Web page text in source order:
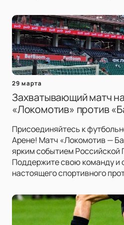
29 марта
Захватывающий матч
«Локомотив» против
Присоединяйтесь к
Арене! Матч «Локомотив —
ярким событием Российской
Поддержите свою команду и
настоящего спортивного